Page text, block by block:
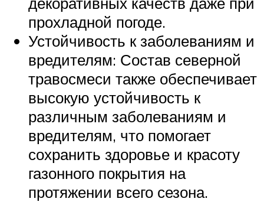
прохладной погоде.
Устойчивость к заболеваниям и
вредителям: Состав северной
травосмеси также обеспечивает
высокую устойчивость к
различным заболеваниям и
вредителям, что помогает
сохранить здоровье и красоту
газонного покрытия на
протяжении всего сезона.